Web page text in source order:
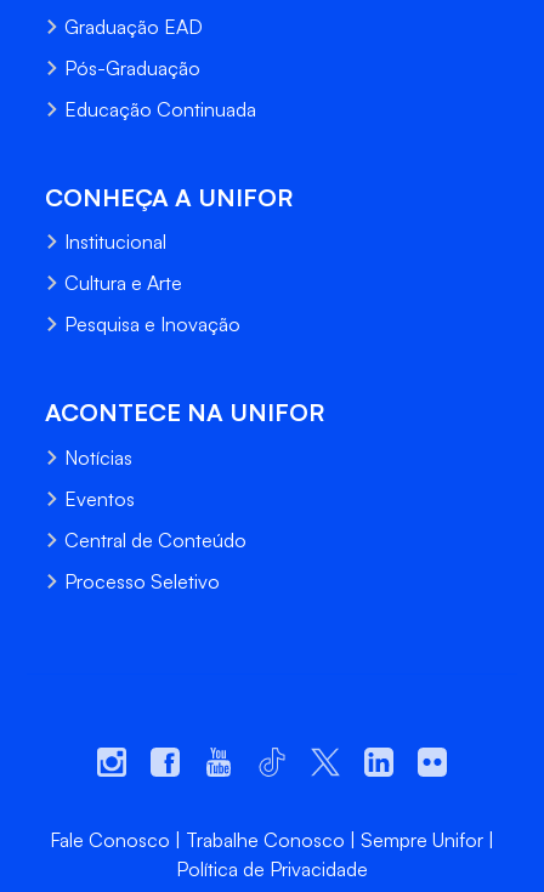
Graduação EAD
Pós-Graduação
Educação Continuada
CONHEÇA A UNIFOR
Institucional
Cultura e Arte
Pesquisa e Inovação
ACONTECE NA UNIFOR
Notícias
Eventos
Central de Conteúdo
Processo Seletivo
Fale Conosco Trabalhe Conosco
Sempre Unifor
Política de Privacidade